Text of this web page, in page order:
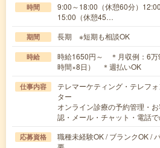
時間
9:00～18:00（休憩60分）
15:00（休憩45…
期間 長期 ※短期も相談OK
時給
時給1650円～ ＊月収例：6万
時間×8日） ＊週払いOK
仕事内容
テレマーケティング・テレフ
ター
オンライン診療の予約管理・
認・メール・チャット・電話
応募資格
職種未経験OK / ブランクOK /